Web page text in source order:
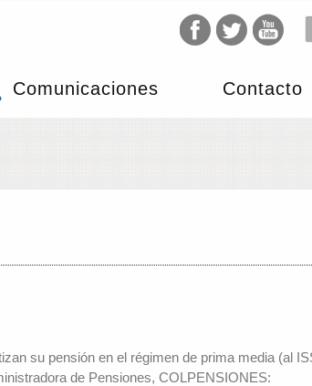
Comunicaciones Contacto
su pensión en el régimen de prima media (al
de Pensiones, COLPENSIONES: